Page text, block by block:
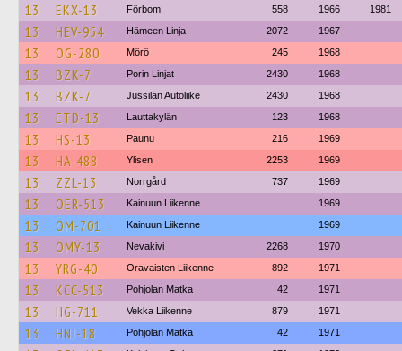
13 EKX-13 Förbom 558 1966 1981
13 HEV-954 Hämeen Linja 2072 1967
13 OG-280 Mörö 245 1968
13 BZK-7 Porin Linjat 2430 1968
13 BZK-7 Jussilan Autoliike 2430 1968
13 ETD-13 Lauttakylän 123 1968
13 HS-13 Paunu 216 1969
13 HA-488 Ylisen 2253 1969
13 ZZL-13 Norrgård 737 1969
13 OER-513 Kainuun Liikenne 1969
13 OM-701 Kainuun Liikenne 1969
13 OMY-13 Nevakivi 2268 1970
13 YRG-40 Oravaisten Liikenne 892 1971
13 KCC-513 Pohjolan Matka 42 1971
13 HG-711 Vekka Liikenne 879 1971
13 HNJ-18 Pohjolan Matka 42 1971